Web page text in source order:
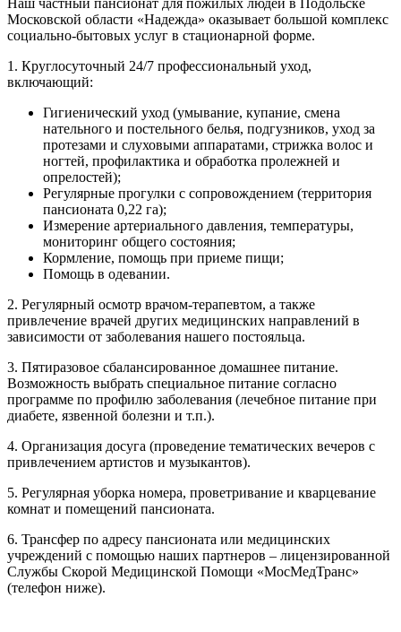
Московской области «Надежда» оказывает большой комплекс
социально-бытовых услуг в стационарной форме.
1. Круглосуточный 24/7 профессиональный уход,
включающий:
Гигиенический уход (умывание, купание, смена
нательного и постельного белья, подгузников, уход за
протезами и слуховыми аппаратами, стрижка волос и
ногтей, профилактика и обработка пролежней и
опрелостей);
Регулярные прогулки с сопровождением (территория
пансионата 0,22 га);
Измерение артериального давления, температуры,
мониторинг общего состояния;
Кормление, помощь при приеме пищи;
Помощь в одевании.
2. Регулярный осмотр врачом-терапевтом, а также
привлечение врачей других медицинских направлений в
зависимости от заболевания нашего постояльца.
3. Пятиразовое сбалансированное домашнее питание.
Возможность выбрать специальное питание согласно
программе по профилю заболевания (лечебное питание при
диабете, язвенной болезни и т.п.).
4. Организация досуга (проведение тематических вечеров с
привлечением артистов и музыкантов).
5. Регулярная уборка номера, проветривание и кварцевание
комнат и помещений пансионата.
6. Трансфер по адресу пансионата или медицинских
учреждений с помощью наших партнеров – лицензированной
Службы Скорой Медицинской Помощи «МосМедТранс»
(телефон ниже).